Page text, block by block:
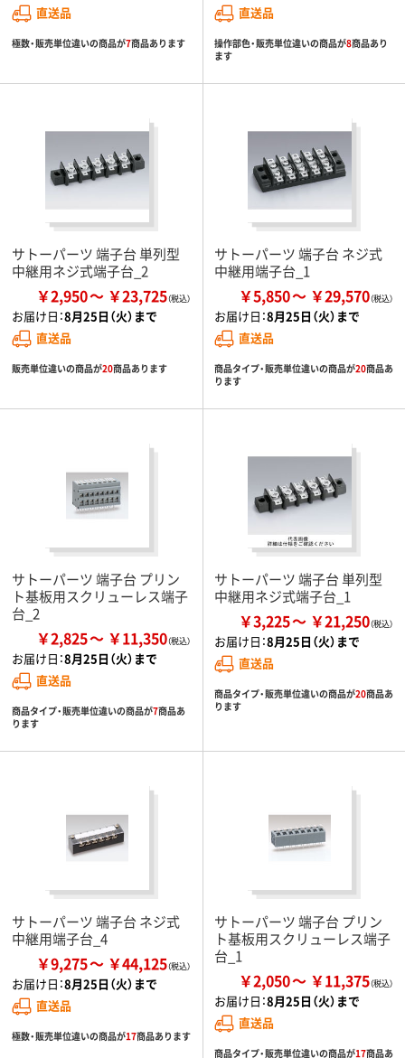
直送品
極数・販売単位違いの商品が7商品あります
直送品
操作部色・販売単位違いの商品が8商品あり
ます
サトーパーツ 端子台 単列型
中継用ネジ式端子台_2
￥2,950 ￥23,725
お届け日：8月25日（火）まで
直送品
販売単位違いの商品が20商品あります
サトーパーツ 端子台 ネジ式
中継用端子台_1
￥5,850 ￥29,570
お届け日：8月25日（火）まで
直送品
商品タイプ・販売単位違いの商品が20商品あ
ります
サトーパーツ 端子台 プリン
ト基板用スクリューレス端子
台_2
￥2,825 ￥11,350
お届け日：8月25日（火）まで
直送品
商品タイプ・販売単位違いの商品が7商品あ
ります
サトーパーツ 端子台 単列型
中継用ネジ式端子台_1
￥3,225 ￥21,250
お届け日：8月25日（火）まで
直送品
商品タイプ・販売単位違いの商品が20商品あ
ります
サトーパーツ 端子台 ネジ式
中継用端子台_4
￥9,275 ￥44,125
お届け日：8月25日（火）まで
直送品
極数・販売単位違いの商品が17商品あります
サトーパーツ 端子台 プリン
ト基板用スクリューレス端子
台_1
￥2,050 ￥11,375
お届け日：8月25日（火）まで
直送品
商品タイプ・販売単位違いの商品が17商品あ